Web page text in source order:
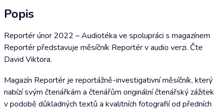
Popis
Reportér únor 2022 – Audiotéka ve spolupráci s magazínem
Reportér představuje měsíčník Reportér v audio verzi. Čte
David Viktora.
Magazín Reportér je reportážně-investigativní měsíčník, který
nabízí svým čtenářkám a čtenářům originální čtenářský zážitek
v podobě důkladných textů a kvalitních fotografií od předních